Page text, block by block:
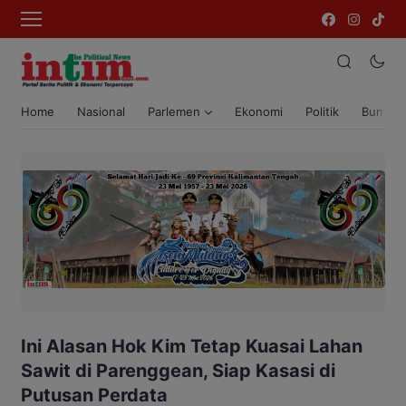
Home Nasional Parlemen Ekonomi Politik Bumi
Ini Alasan Hok Kim Tetap Kuasai Lahan
Sawit di Parenggean, Siap Kasasi di
Putusan Perdata